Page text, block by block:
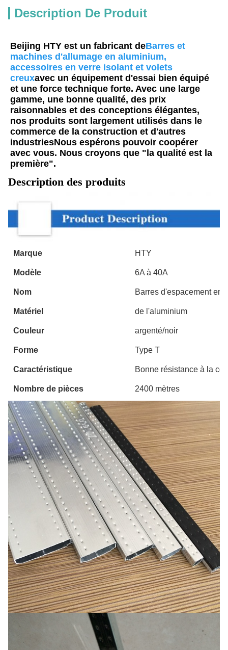
Description De Produit
Beijing HTY est un fabricant deBarres et
machines d'allumage en aluminium,
accessoires en verre isolant et volets
creuxavec un équipement d'essai bien équipé
et une force technique forte. Avec une large
gamme, une bonne qualité, des prix
raisonnables et des conceptions élégantes,
nos produits sont largement utilisés dans le
commerce de la construction et d'autres
industriesNous espérons pouvoir coopérer
avec vous. Nous croyons que "la qualité est la
première".
Description des produits
Marque HTY
Modèle 6A à 40A
Nom Barres d'espacement en
Matériel de l'aluminium
Couleur argenté/noir
Forme Type T
Caractéristique Bonne résistance à la
Nombre de pièces 2400 mètres